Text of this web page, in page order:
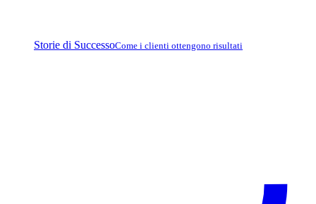
Storie di SuccessoCome i clienti ottengono risultati